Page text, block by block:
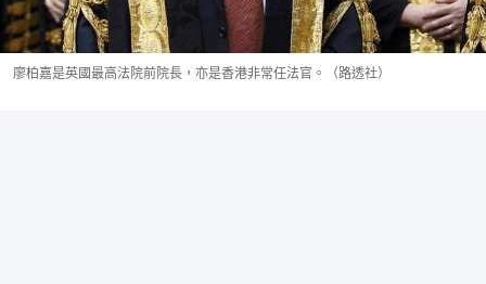
廖柏嘉是英國最高法院前院長，亦是香港非常任法官。（路透社）